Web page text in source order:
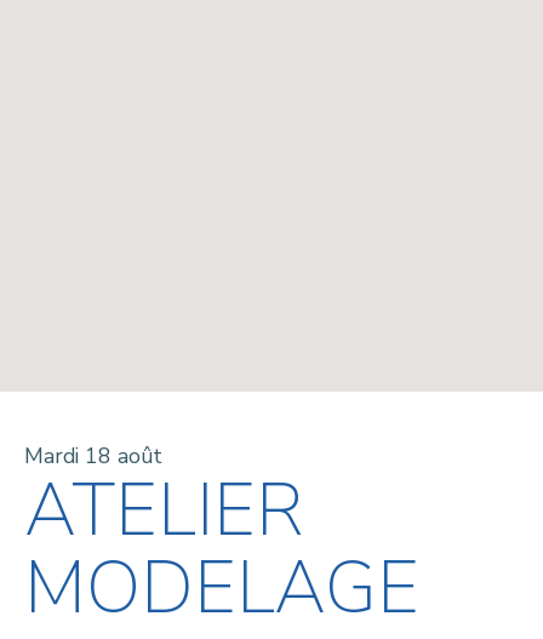
Mardi 18 août
ATELIER
MODELAGE